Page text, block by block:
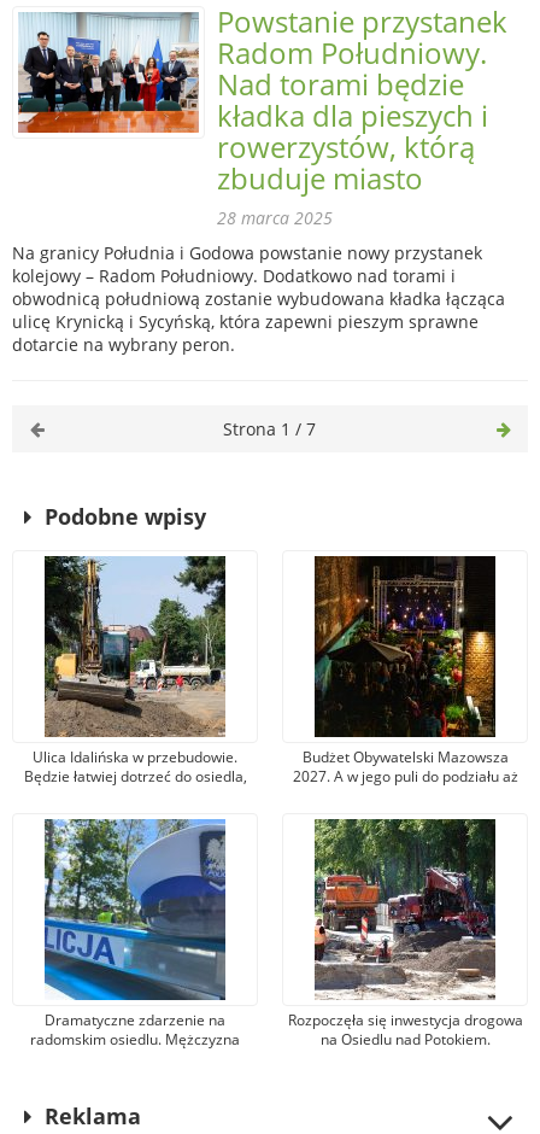
Powstanie przystanek
Radom Południowy.
Nad torami będzie
kładka dla pieszych i
rowerzystów, którą
zbuduje miasto
28 marca 2025
Na granicy Południa i Godowa powstanie nowy przystanek
kolejowy – Radom Południowy. Dodatkowo nad torami i
obwodnicą południową zostanie wybudowana kładka łącząca
ulicę Krynicką i Sycyńską, która zapewni pieszym sprawne
dotarcie na wybrany peron.
Strona 1 / 7
Podobne wpisy
Ulica Idalińska w przebudowie.
Będzie łatwiej dotrzeć do osiedla,
działkowych
Budżet Obywatelski Mazowsza
2027. A w jego puli do podziału aż
Dramatyczne zdarzenie na
radomskim osiedlu. Mężczyzna
Rozpoczęła się inwestycja drogowa
na Osiedlu nad Potokiem.
Reklama